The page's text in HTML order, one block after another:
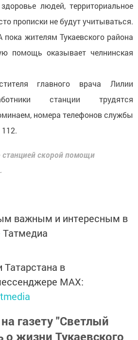
людей, территориальное
прописки не будут учитываться.
жителям Тукаевского района
помощь оказывает челнинская
главного врача Лилии
станции трудятся
номера телефонов службы
станцией скорой помощи
важным и интересным в
Татмедиа
Татарстана в
MАХ:
газету "Светлый
о жизни Тукаевского